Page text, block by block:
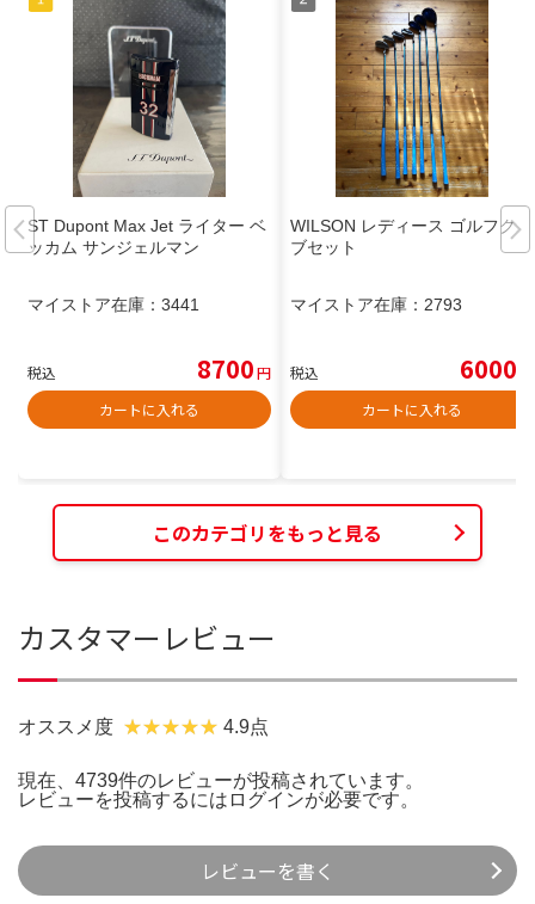
ST Dupont Max Jet ライター ベ
ッカム サンジェルマン
マイストア在庫： 3441
税込 8700円
カートに入れる
WILSON レディース ゴルフクラ
ブセット
マイストア在庫： 2793
税込 6000
カートに入れる
このカテゴリをもっと見る
カスタマーレビュー
オススメ度 4.9点
現在、4739件のレビューが投稿されています。
レビューを投稿するには ログインが必要です。
レビューを書く